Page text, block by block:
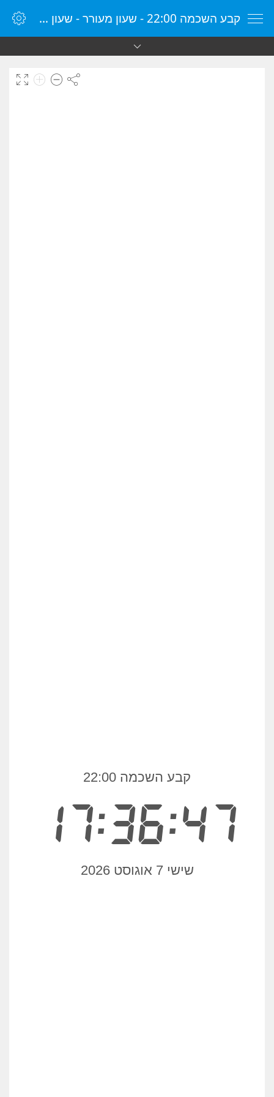
קבע השכמה 22:00 - שעון מעורר - שעון מעורר מקוון - שעון מעורר במחשב
17:36:47
קבע השכמה 22:00
שישי 7 אוגוסט 2026